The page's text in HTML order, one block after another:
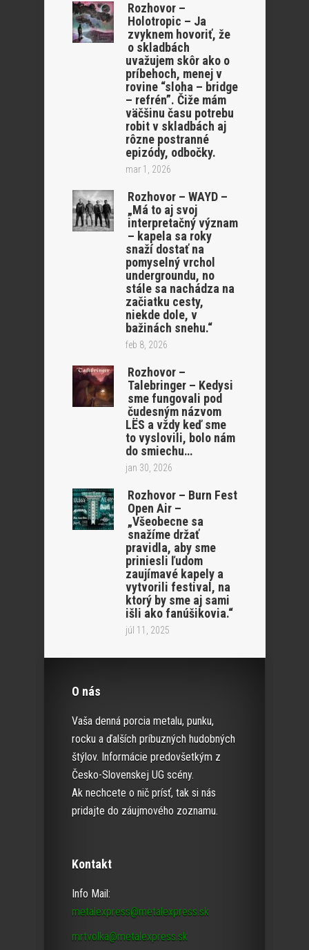
Rozhovor –
Holotropic – Ja
zvyknem hovoriť, že
o skladbách
uvažujem skôr ako o
príbehoch, menej v
rovine “sloha – bridge
– refrén”. Čiže mám
väčšinu času potrebu
robit v skladbách aj
rôzne postranné
epizódy, odbočky.
mar 1, 2026
Rozhovor – WAYD –
„Má to aj svoj
interpretačný význam
– kapela sa roky
snaží dostať na
pomyselný vrchol
undergroundu, no
stále sa nachádza na
začiatku cesty,
niekde dole, v
bažinách snehu.“
feb 8, 2026
Rozhovor –
Talebringer – Kedysi
sme fungovali pod
čudesným názvom
LËS a vždy keď sme
to vyslovili, bolo nám
do smiechu…
jan 30, 2026
Rozhovor – Burn Fest
Open Air –
„Všeobecne sa
snažíme držať
pravidla, aby sme
priniesli ľudom
zaujímavé kapely a
vytvorili festival, na
ktorý by sme aj sami
išli ako fanúšikovia.“
júl 11, 2025
O nás
Vaša denná porcia metalu, punku,
rocku a ďalších príbuzných hudobných
štýlov. Informácie predovšetkým z
Česko-Slovenskej UG scény.
Ak nechcete o nič prísť, tak si nás
pridajte do záujmového zoznamu.
Kontakt
Info Mail:
metalexpress@metalexpress.sk
mrtvolka@metalexpress.sk